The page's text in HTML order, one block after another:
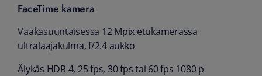
FaceTime kamera
Vaaka­suuntaisessa 12 Mpix etukamerassa
ultralaajakulma, f/2.4 aukko
Älykäs HDR 4, 25 fps, 30 fps tai 60 fps 1080 p